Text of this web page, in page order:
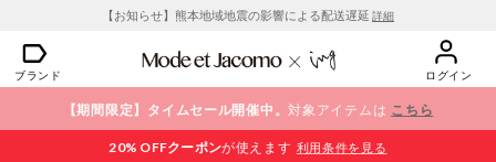
【お知らせ】熊本地域地震の影響による配送遅延 詳細
ブランド ログイン
【期間限定】タイムセール開催中。対象アイテムは こちら
20% OFFクーポンが使えます 利用条件を見る